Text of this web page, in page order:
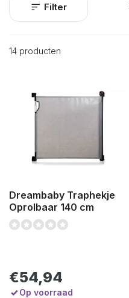
Filter
14 producten
Dreambaby Traphekje
Oprolbaar 140 cm
€54,94
Op voorraad